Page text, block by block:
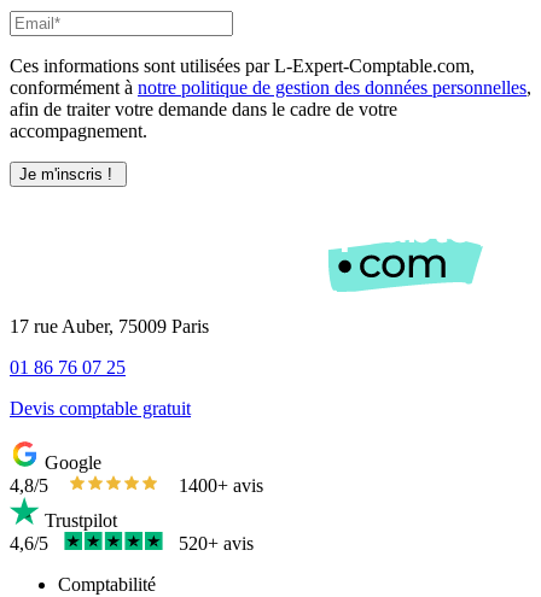
Ces informations sont utilisées par L-Expert-Comptable.com,
conformément à notre politique de gestion des données personnelles,
afin de traiter votre demande dans le cadre de votre
accompagnement.
17 rue Auber, 75009 Paris
01 86 76 07 25
Devis comptable gratuit
Google
4,8/5
1400+ avis
Trustpilot
4,6/5
520+ avis
Comptabilité